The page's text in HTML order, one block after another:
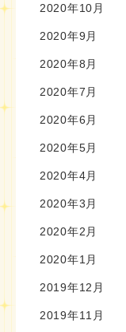
2020年10月
2020年9月
2020年8月
2020年7月
2020年6月
2020年5月
2020年4月
2020年3月
2020年2月
2020年1月
2019年12月
2019年11月